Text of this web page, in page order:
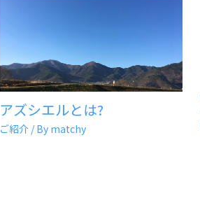
アズシエルとは?
ご紹介 / By matchy